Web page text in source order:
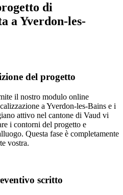
di
a Yverdon-les-
del progetto
il nostro modulo online
a Yverdon-les-Bains e i
attivo nel cantone di Vaud vi
i contorni del progetto e
Questa fase è completamente
vostra.
scritto